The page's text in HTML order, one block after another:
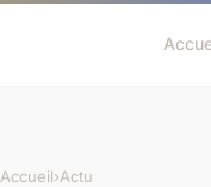
Accueil›Actu